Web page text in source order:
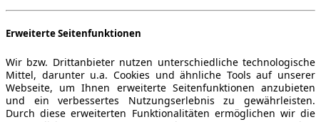
Erweiterte Seitenfunktionen
Wir bzw. Drittanbieter nutzen unterschiedliche technologische
Mittel, darunter u.a. Cookies und ähnliche Tools auf unserer
Webseite, um Ihnen erweiterte Seitenfunktionen anzubieten
und ein verbessertes Nutzungserlebnis zu gewährleisten.
Durch diese erweiterten Funktionalitäten ermöglichen wir die